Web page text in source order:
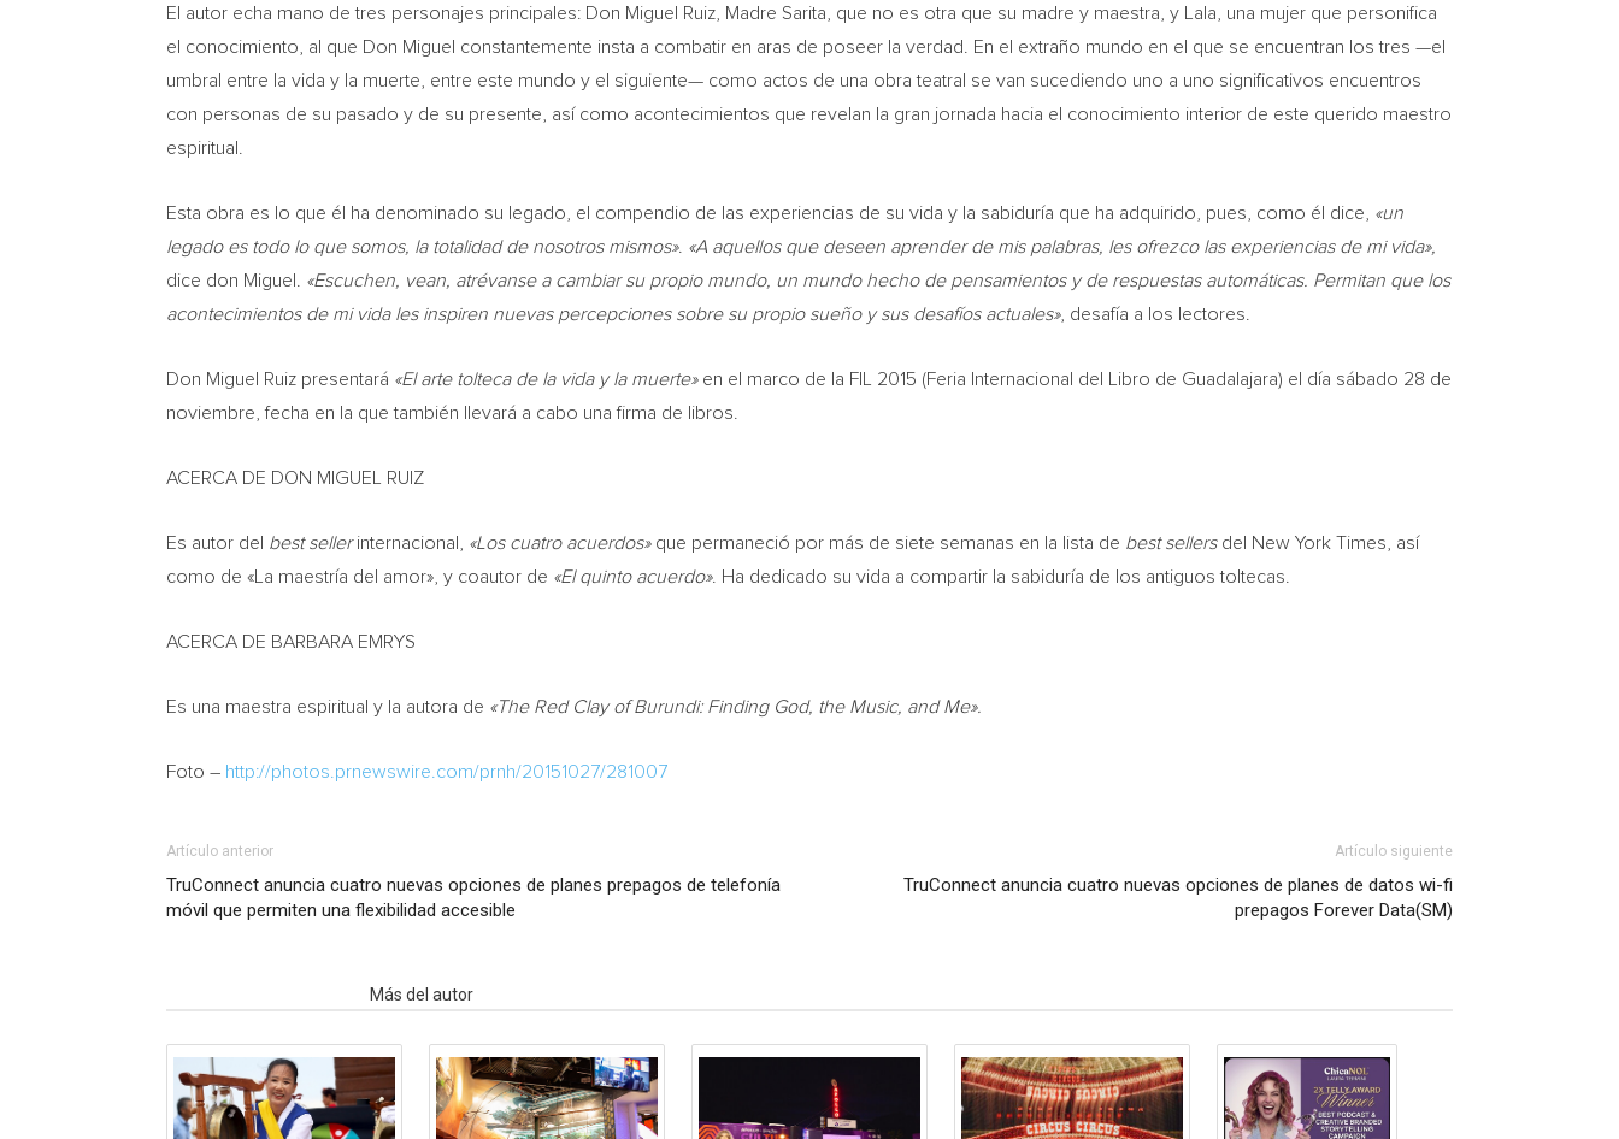
El autor echa mano de tres personajes principales: Don Miguel Ruiz Madre Sarita , que no es otra que su madre y maestra, y Lala, una mujer que personifica
el conocimiento, al que Don Miguel constantemente insta a combatir en aras de poseer la verdad. En el extraño mundo en el que se encuentran los tres —el
umbral entre la vida y la muerte, entre este mundo y el siguiente— como actos de una obra teatral se van sucediendo uno a uno significativos encuentros
con personas de su pasado y de su presente, así como acontecimientos que revelan la gran jornada hacia el conocimiento interior de este querido maestro
espiritual.
Esta obra es lo que él ha denominado su legado, el compendio de las experiencias de su vida y la sabiduría que ha adquirido, pues, como él dice, «un
legado es todo lo que somos, la totalidad de nosotros mismos». «A aquellos que deseen aprender de mis palabras, les ofrezco las experiencias de mi vida»,
dice don Miguel. «Escuchen, vean, atrévanse a cambiar su propio mundo, un mundo hecho de pensamientos y de respuestas automáticas. Permitan que los
acontecimientos de mi vida les inspiren nuevas percepciones sobre su propio sueño y sus desafíos actuales», desafía a los lectores.
Don Miguel Ruiz presentará «El arte tolteca de la vida y la muerte»en el marco de la FIL 2015 (Feria Internacional del Libro de Guadalajara) el día sábado 28 de
noviembre, fecha en la que también llevará a cabo una firma de libros.
ACERCA DE DON MIGUEL RUIZ
Es autor del best sellerinternacional, «Los cuatro acuerdos»que permaneció por más de siete semanas en la lista de best sellersdel New York Times , así
como de «La maestría del amor», y coautor de «El quinto acuerdo». Ha dedicado su vida a compartir la sabiduría de los antiguos toltecas.
ACERCA DE BARBARA EMRYS
Es una maestra espiritual y la autora de «The Red Clay ofBurundi: Finding God, the Music, and Me».
Foto – http://photos.prnewswire.com/prnh/20151027/281007
Artículo anterior
TruConnect anuncia cuatro nuevas opciones de planes prepagos de telefonía
móvil que permiten una flexibilidad accesible
Artículo siguiente
TruConnect anuncia cuatro nuevas opciones de planes de datos wi-fi
prepagos Forever Data(SM)
Más del autor